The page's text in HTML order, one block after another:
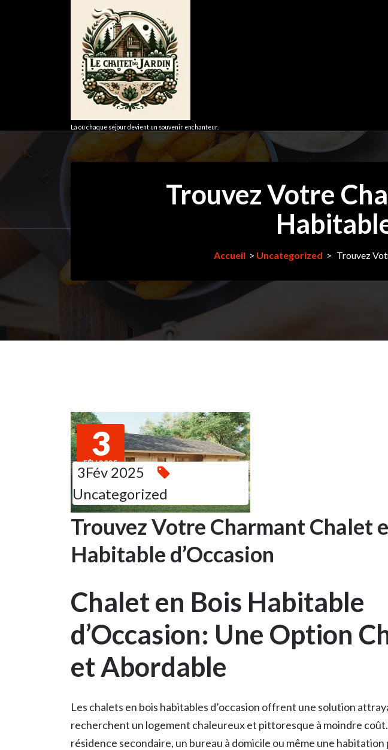
Là où chaque séjour devient un souvenir enchanteur.
Trouvez Votre
Accueil > Uncategorized > Trouvez
3
FÉV 2025
3Fév 2025
Uncategorized
Trouvez Votre Charmant Chalet
Habitable d’Occasion
Chalet en Bois Habitable
d’Occasion: Une Option
et Abordable
Les chalets en bois habitables d’occasion offrent une solution
recherchent un logement chaleureux et pittoresque à moindre
résidence secondaire, un bureau à domicile ou même une